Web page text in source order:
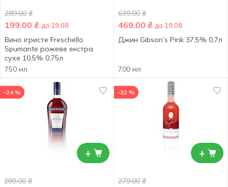
289.00 ₴
199.00 ₴ до 19.08
Вино ігристе Freschello
Spumante рожеве екстра
сухе 10,5% 0,75л
750 мл
639.00 ₴
469.00 ₴ до 19.08
Джин Gibson’s Pink 37,5% 0,7л
700 мл
+
-24 %
289.00 ₴
+
-32 %
279.00 ₴